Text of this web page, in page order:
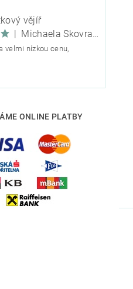
vějíř
Michaela Škovranová
velmi nízkou cenu,
ONLINE PLATBY